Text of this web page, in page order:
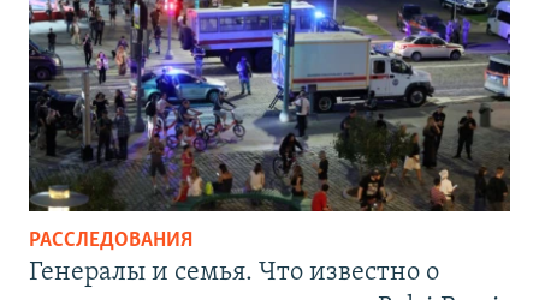
РАССЛЕДОВАНИЯ
Генералы и семья. Что известно о